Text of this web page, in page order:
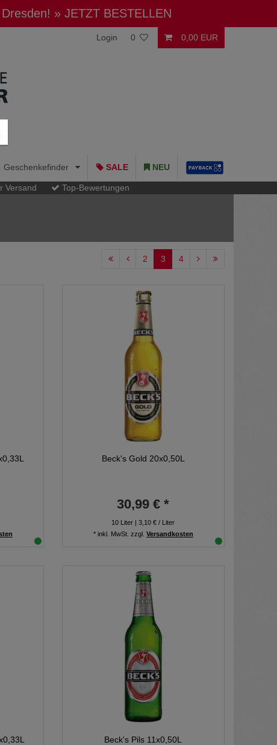
» JETZT BESTELLEN
Login 0 0,00 EUR
Geschenkefinder SALE NEU
Versand Top-Bewertungen
2 3 4
Beck's Gold 20x0,50L
30,99 € *
10 Liter | 3,10 € / Liter
* inkl. MwSt. zzgl. Versandkosten
Beck's Pils 11x0,50L